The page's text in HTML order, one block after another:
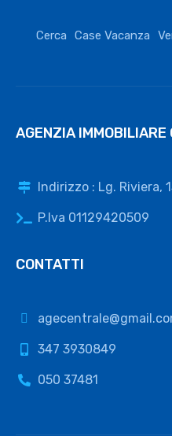
Cerca Case Vacanza
AGENZIA IMMOBILIARE
Indirizzo : Lg. Riviera,
P.Iva 01129420509
CONTATTI
347 3930849
050 37481